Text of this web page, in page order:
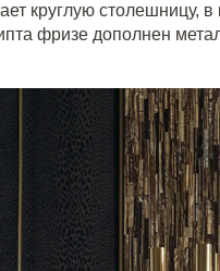
круглую столешницу, в
фризе дополнен